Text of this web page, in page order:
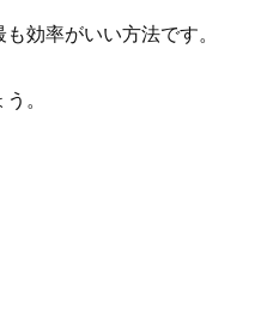
効率がいい方法です。
。